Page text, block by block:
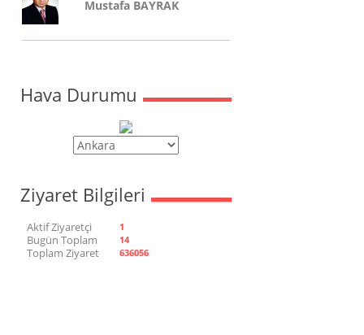
Mustafa BAYRAK
Hava Durumu
Ziyaret Bilgileri
Aktif Ziyaretçi 1
Bugün Toplam 14
Toplam Ziyaret 636056